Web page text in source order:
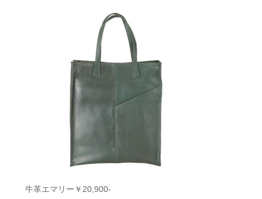
牛革エマリー￥20,900-